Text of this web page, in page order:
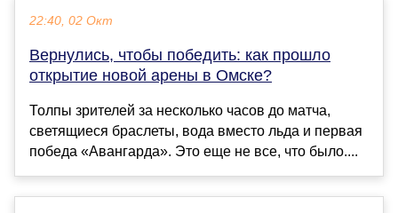
22:40, 02 Окт
Вернулись, чтобы победить: как прошло
открытие новой арены в Омске?
Толпы зрителей за несколько часов до матча,
светящиеся браслеты, вода вместо льда и первая
победа «Авангарда». Это еще не все, что было....